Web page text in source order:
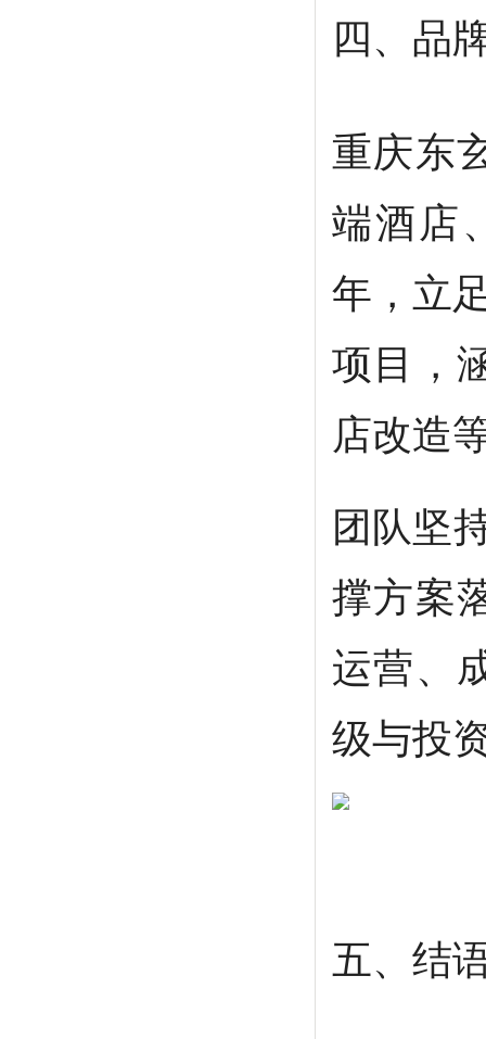
四、品
重庆东
端酒店
年，立
项目，
店改造
团队坚
撑方案
运营、
级与投
五、结